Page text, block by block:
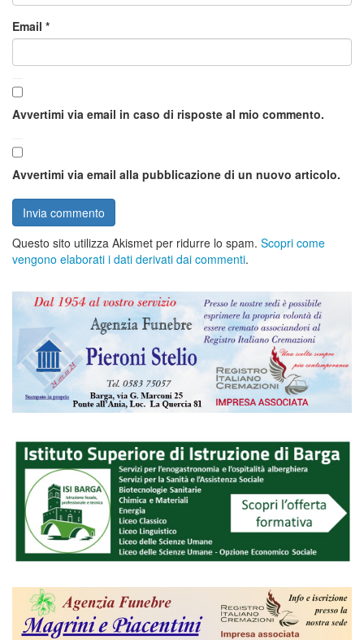
Email *
Avvertimi via email in caso di risposte al mio commento.
Avvertimi via email alla pubblicazione di un nuovo articolo.
Questo sito utilizza Akismet per ridurre lo spam. Scopri come
vengono elaborati i dati derivati dai commenti.